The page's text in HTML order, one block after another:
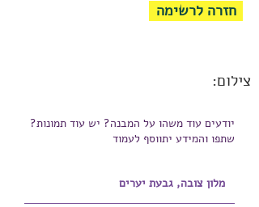
חזרה לרשימה
צילום:
יודעים עוד משהו על המבנה? יש עוד תמונות?
שתפו והמידע יתווסף לעמוד